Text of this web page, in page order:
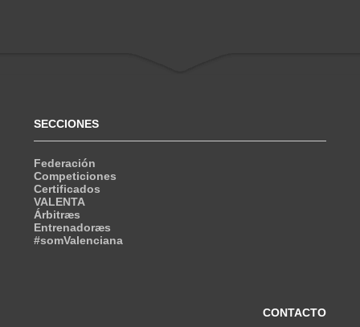
SECCIONES
Federación
Competiciones
Certificados
VALENTA
Árbitræs
Entrenadoræs
#somValenciana
CONTACTO